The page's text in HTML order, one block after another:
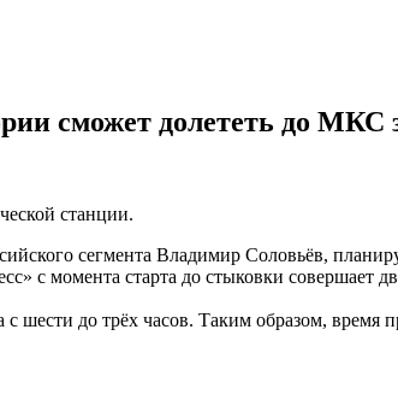
сможет долететь до МКС
станции.
сегмента Владимир Соловьёв,
с момента старта до стыковки совершает
шести до трёх часов. Таким образом,